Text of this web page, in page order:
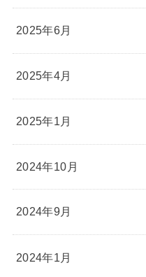
2025年6月
2025年4月
2025年1月
2024年10月
2024年9月
2024年1月